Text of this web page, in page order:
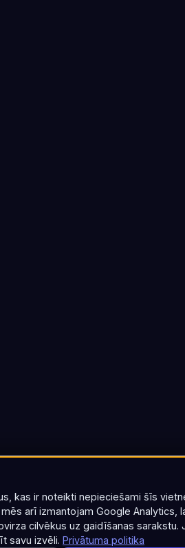
kas ir noteikti nepieciešami šīs
arī izmantojam Google Analytics,
cilvēkus uz gaidīšanas sarakstu.
savu izvēli. Privātuma politika